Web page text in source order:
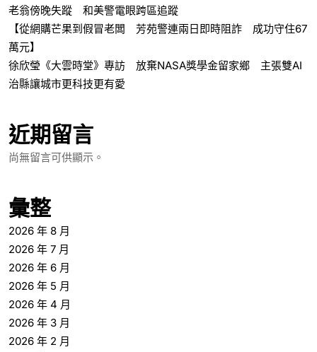
老翁傍晚失蹤 和美警電眼跨區追蹤
【從網購芒果到假冒老闆 芳苑警連兩日即時阻詐 成功守住67
萬元】
徐欣瑩《大雲時堂》專訪 放棄NASA獎學金留家鄉 主張雙AI
治縣讓城市更科技更有愛
近期留言
尚無留言可供顯示。
彙整
2026 年 8 月
2026 年 7 月
2026 年 6 月
2026 年 5 月
2026 年 4 月
2026 年 3 月
2026 年 2 月